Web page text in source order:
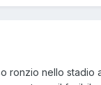
ronzio nello